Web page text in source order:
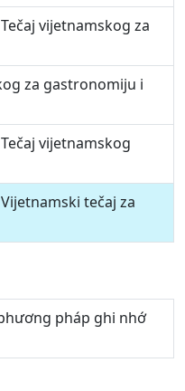
vijetnamskog za
za gastronomiju i
vijetnamskog
tečaj za
pháp ghi nhớ